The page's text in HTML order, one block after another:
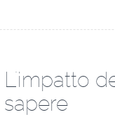
L'impatto
sapere